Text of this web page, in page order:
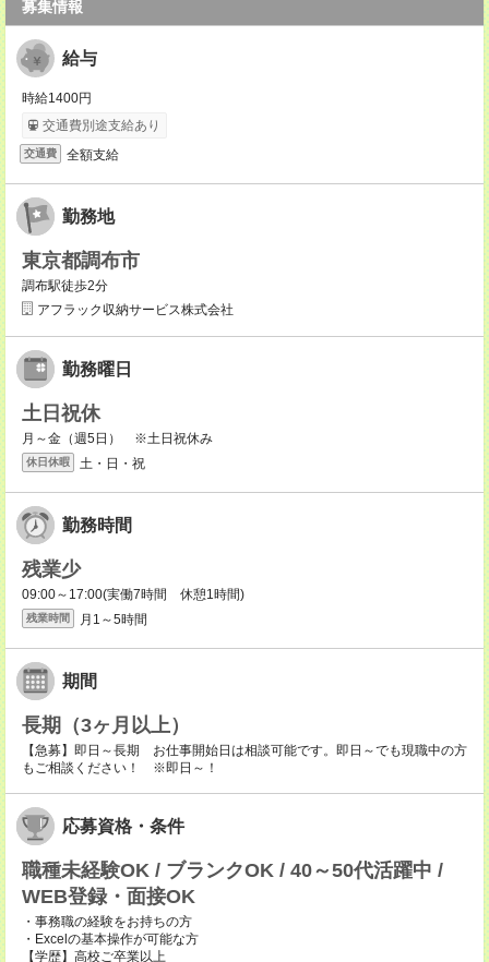
募集情報
給与
時給1400円
交通費別途支給あり
交通費 全額支給
勤務地
東京都調布市
調布駅徒歩2分
アフラック収納サービス株式会社
勤務曜日
土日祝休
月～金（週5日） ※土日祝休み
休日休暇 土・日・祝
勤務時間
残業少
09:00～17:00(実働7時間 休憩1時間)
残業時間 月1～5時間
期間
長期（3ヶ月以上）
【急募】即日～長期 お仕事開始日は相談可能です。即日～でも現職中の方
もご相談ください！ ※即日～！
応募資格・条件
職種未経験OK / ブランクOK / 40～50代活躍中 /
WEB登録・面接OK
・事務職の経験をお持ちの方
・Excelの基本操作が可能な方
【学歴】高校ご卒業以上